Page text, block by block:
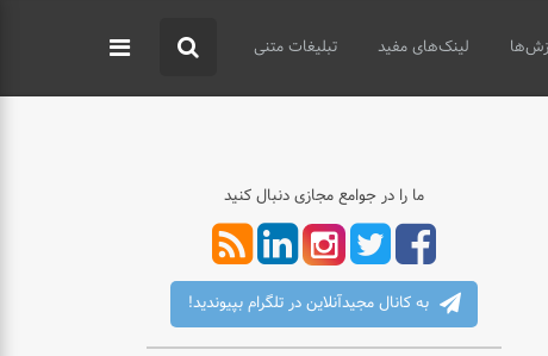
لینک‌های مفید تبلیغات متنی
ما را در جوامع مجازی دنبال کنید
به کانال مجیدآنلاین در تلگرام بپیوندید!